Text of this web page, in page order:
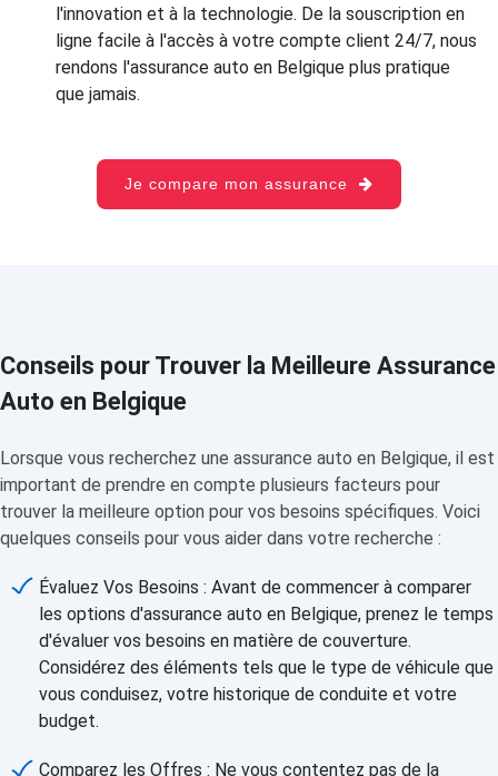
l'innovation et à la technologie. De la souscription en
ligne facile à l'accès à votre compte client 24/7, nous
rendons l'assurance auto en Belgique plus pratique
que jamais.
Je compare mon assurance
Conseils pour Trouver la Meilleure Assurance
Auto en Belgique
Lorsque vous recherchez une assurance auto en Belgique, il est
important de prendre en compte plusieurs facteurs pour
trouver la meilleure option pour vos besoins spécifiques. Voici
quelques conseils pour vous aider dans votre recherche :
Évaluez Vos Besoins : Avant de commencer à comparer
les options d'assurance auto en Belgique, prenez le temps
d'évaluer vos besoins en matière de couverture.
Considérez des éléments tels que le type de véhicule que
vous conduisez, votre historique de conduite et votre
budget.
Comparez les Offres : Ne vous contentez pas de la